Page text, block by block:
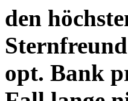
den
opt. Bank